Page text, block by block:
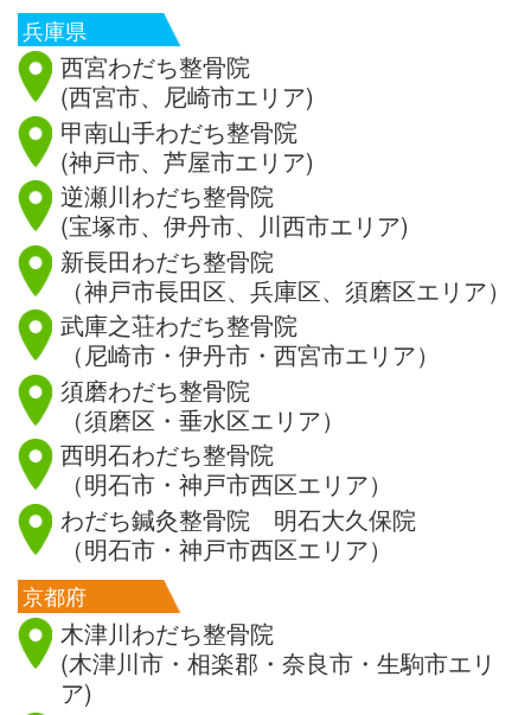
兵庫県
西宮わだち整骨院
(西宮市、尼崎市エリア)
甲南山手わだち整骨院
(神戸市、芦屋市エリア)
逆瀬川わだち整骨院
(宝塚市、伊丹市、川西市エリア)
新長田わだち整骨院
（神戸市長田区、兵庫区、須磨区エリア）
武庫之荘わだち整骨院
（尼崎市・伊丹市・西宮市エリア）
須磨わだち整骨院
（須磨区・垂水区エリア）
西明石わだち整骨院
（明石市・神戸市西区エリア）
わだち鍼灸整骨院 明石大久保院
（明石市・神戸市西区エリア）
京都府
木津川わだち整骨院
(木津川市・相楽郡・奈良市・生駒市エリ
ア)